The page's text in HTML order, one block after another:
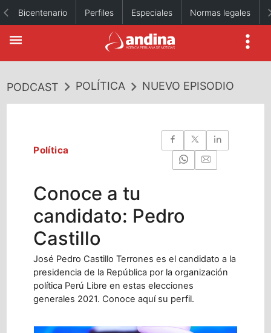
Bicentenario Perfiles Especiales Normas legales
PODCAST POLÍTICA NUEVO EPISODIO
Política
Conoce a tu
candidato: Pedro
Castillo
José Pedro Castillo Terrones es el candidato a la
presidencia de la República por la organización
política Perú Libre en estas elecciones
generales 2021. Conoce aquí su perfil.